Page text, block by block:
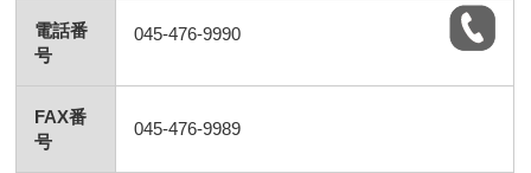
電話番
号
045-476-9990
FAX番
号
045-476-9989